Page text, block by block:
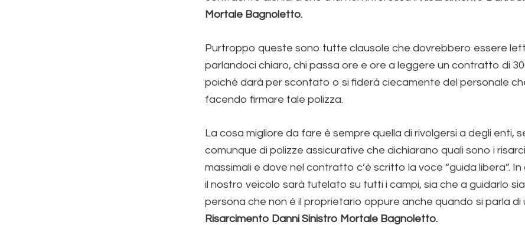
Mortale Bagnoletto.
Purtroppo queste sono tutte clausole che dovrebbero essere
parlandoci chiaro, chi passa ore e ore a leggere un contratto di
poiché darà per scontato o si fiderà ciecamente del personale
facendo firmare tale polizza.
La cosa migliore da fare è sempre quella di rivolgersi a degli enti,
comunque di polizze assicurative che dichiarano quali sono i
massimali e dove nel contratto c’è scritto la voce “guida libera”.
il nostro veicolo sarà tutelato su tutti i campi, sia che a guidarlo sia
persona che non è il proprietario oppure anche quando si parla di
Risarcimento Danni Sinistro Mortale Bagnoletto.